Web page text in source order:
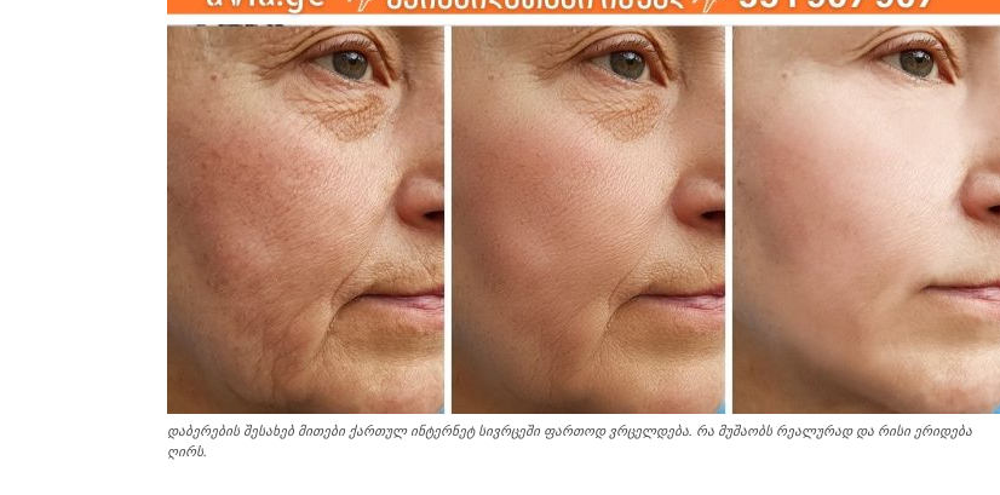
დაბერების შესახებ მითები ქართულ ინტერნეტ სივრცეში ფართოდ ვრცელდება. რა მუშაობს რეალურად და რისი ერიდება
ღირს.